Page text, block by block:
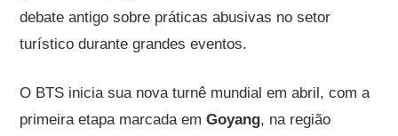
debate antigo sobre práticas abusivas no setor
turístico durante grandes eventos.
O BTS inicia sua nova turnê mundial em abril, com a
primeira etapa marcada emGoyang, na região